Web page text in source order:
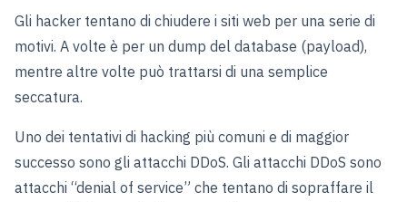
Gli hacker tentano di chiudere i siti web per una serie di
motivi. A volte è per un dump del database (payload),
mentre altre volte può trattarsi di una semplice
seccatura.
Uno dei tentativi di hacking più comuni e di maggior
successo sono gli attacchi DDoS. Gli attacchi DDoS sono
attacchi “denial of service” che tentano di sopraffare il